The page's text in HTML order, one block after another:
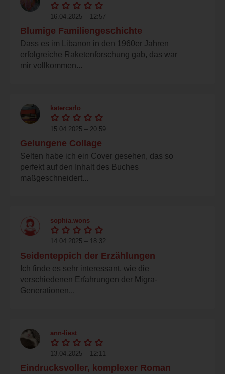
16.04.2025 – 12:57
Blumige Familiengeschichte
Dass es im Libanon in den 1960er Jahren
erfolgreiche Raketenforschung gab, das war
mir vollkommen...
katercarlo
15.04.2025 – 20:59
Gelungene Collage
Selten habe ich ein Cover gesehen, das so
perfekt auf den Inhalt des Buches
maßgeschneidert...
sophia.wons
14.04.2025 – 18:32
Seidenteppich der Erzählungen
Ich finde es sehr interessant, wie die
verschiedenen Erfahrungen der Migra-
Generationen...
ann-liest
13.04.2025 – 12:11
Eindrucksvoller, komplexer Roman